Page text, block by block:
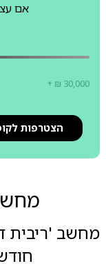
אם
+ ₪ 30,000
הצטרפות
מחשב 'ריבית